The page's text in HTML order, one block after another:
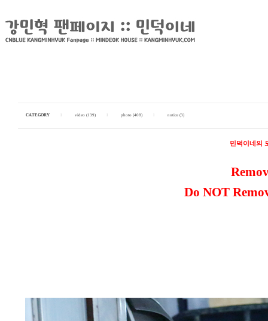
CATEGORY video (139) photo (408) notice (3)
민덕이네의
Do NOT